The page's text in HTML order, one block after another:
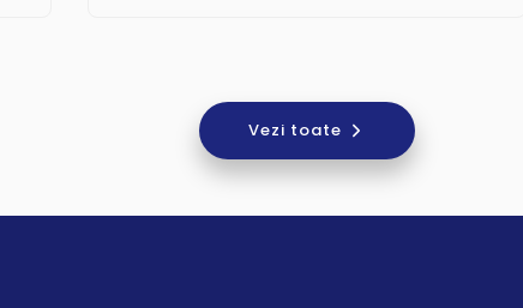
Vezi toate